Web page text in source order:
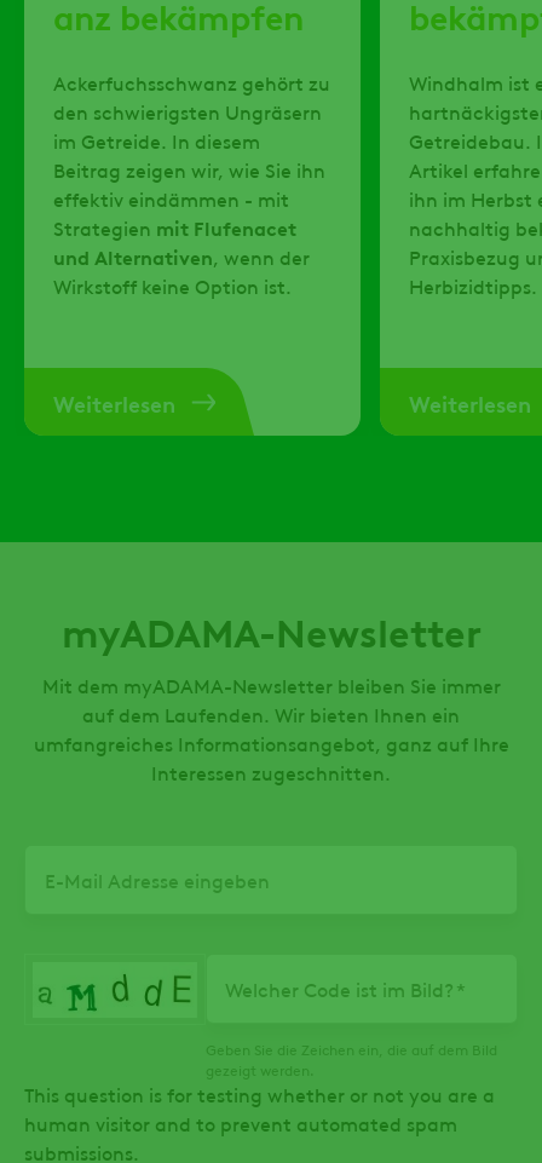
anz bekämpfen
Ackerfuchsschwanz gehört zu
den schwierigsten Ungräsern
im Getreide. In diesem
Beitrag zeigen wir, wie Sie ihn
effektiv eindämmen - mit
Strategien mit Flufenacet
und Alternativen, wenn der
Wirkstoff keine Option ist.
Weiterlesen
Windhalm ist
Getreidebau.
Artikel
ihn im Herbst
nachhaltig
Praxisbezug
Herbizidtipps.
Weiterlesen
myADAMA-Newsletter
Mit dem myADAMA-Newsletter bleiben Sie immer
auf dem Laufenden. Wir bieten Ihnen ein
umfangreiches Informationsangebot, ganz auf Ihre
Interessen zugeschnitten.
Mail
Welcher Code ist im Bild?
Geben Sie die Zeichen ein, die auf dem Bild
gezeigt werden.
This question is for testing whether or not you are a
human visitor and to prevent automated spam
submissions.